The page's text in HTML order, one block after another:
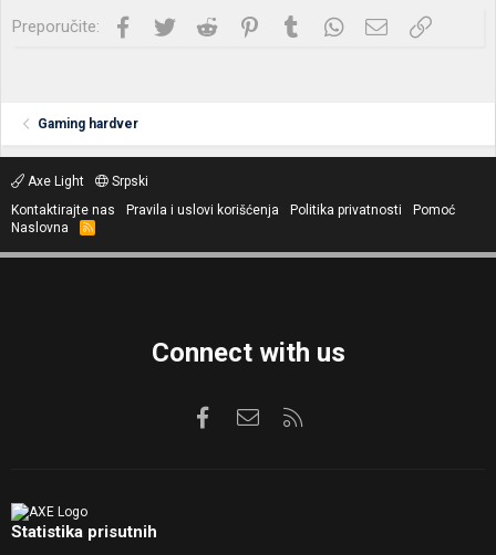
Preporučite: Facebook
Twitter Reddit PinterestTumblrWhatsApp
Imejl Link
Gaming hardver
Axe Light
Srpski
Kontaktirajte nas
Pravila i uslovi korišćenja Politika privatnosti
Pomoć
Naslovna
R
S
Connect with us
FacebookKontaktirajte nas
Statistika prisutnih